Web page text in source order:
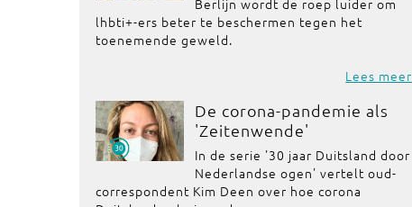
Berlijn wordt de roep luider om
lhbti+-ers beter te beschermen tegen het
toenemende geweld.
Lees meer
De corona-pandemie als
'Zeitenwende'
In de serie '30 jaar Duitsland door
Nederlandse ogen' vertelt oud-
correspondent Kim Deen over hoe corona